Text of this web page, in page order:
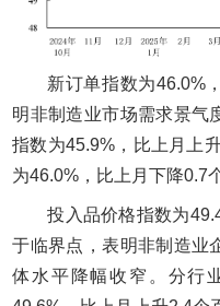
新订单指数为46.0%
明非制造业市场需求景气
指数为45.9%，比上月上
为46.0%，比上月下降0.7
投入品价格指数为
于临界点，表明非制造业
体水平降幅收窄。分行